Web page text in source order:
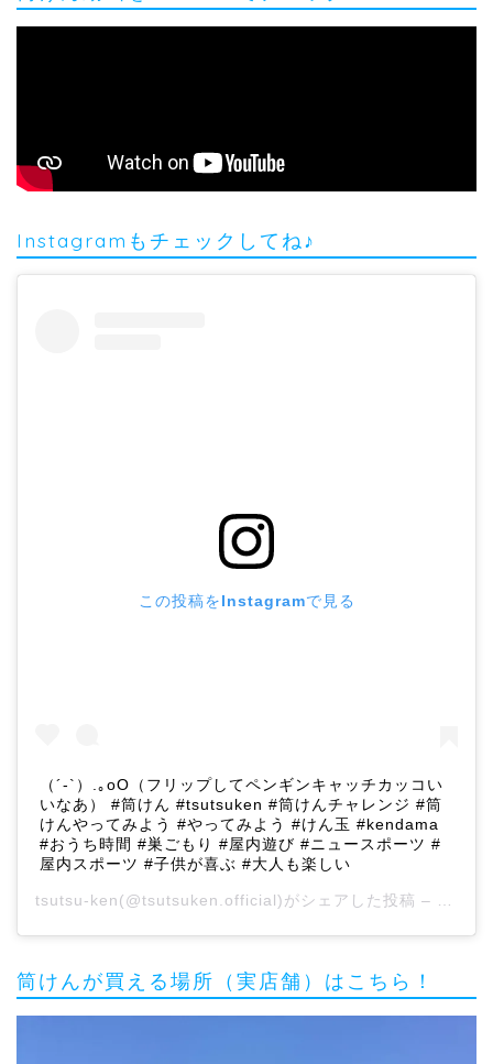
Instagramもチェックしてね♪
この投稿をInstagramで見る
（´-`）.｡oO（フリップしてペンギンキャッチカッコい
いなあ） #筒けん #tsutsuken #筒けんチャレンジ #筒
けんやってみよう #やってみよう #けん玉 #kendama
#おうち時間 #巣ごもり #屋内遊び #ニュースポーツ #
屋内スポーツ #子供が喜ぶ #大人も楽しい
tsutsu-ken(@tsutsuken.official)がシェアした投稿 –
筒けんが買える場所（実店舗）はこちら！